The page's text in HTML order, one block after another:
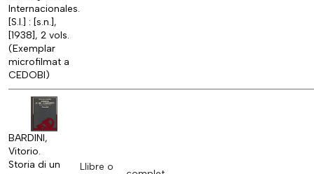
Internacionales.
[S.l.] : [s.n.],
[1938], 2 vols.
(Exemplar
microfilmat a
CEDOBI)
BARDINI,
Vitorio.
Storia di un
Llibre o